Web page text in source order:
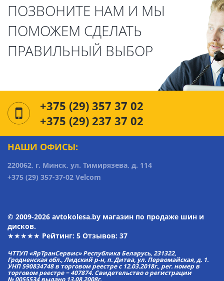
ПОЗВОНИТЕ НАМ И МЫ
ПОМОЖЕМ СДЕЛАТЬ
ПРАВИЛЬНЫЙ ВЫБОР
+375 (29) 357 37 02
+375 (29) 237 37 02
НАШИ ОФИСЫ:
220062, г. Минск, ул. Тимирязева, д. 114
+375 (29) 357-37-02 Velcom
© 2009-2026 avtokolesa.by магазин по продаже шин и
дисков.
★★★★★ Рейтинг: 5 Отзывов: 37
ЧТТУП «ЯрТранСервис» Республика Беларусь, 231322,
Гродненская обл., Лидский р-н, п. Дитва, ул. Первомайская, д. 1.
УНП 590834748 в торговом реестре с 12.03.2018г., рег. номер в
торговом реестре − 407874. Свидетельство о регистрации
№ 0055534 выдано 13.08.2008г.